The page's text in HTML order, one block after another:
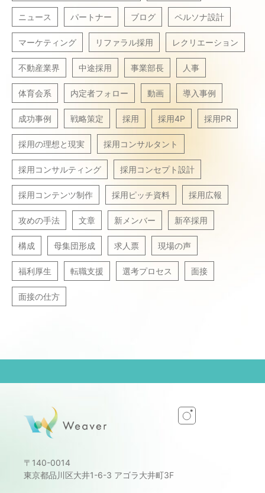
ニュース パートナー ブログ ペルソナ設計
マーケティング リファラル採用 レクリエーション
不動産業界 中途採用 事業部長 人事
体育会系 内定者フォロー 動画 導入事例
成功事例 戦略策定 採用 採用4P 採用PR
採用の理想と現実 採用コンサルタント
採用コンサルティング 採用コンセプト設計
採用コンテンツ制作 採用ピッチ資料 採用広報
攻めの手法 文章 新メンバー 新卒採用
構成 母集団形成 求人票 現場の声
福利厚生 転職支援 選考プロセス 面接
面接の仕方
〒140-0014
東京都品川区大井1-6-3 アゴラ大井町3F